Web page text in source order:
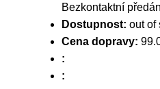
Bezkontaktní
Dostupnost: out of
Cena dopravy:
:
: